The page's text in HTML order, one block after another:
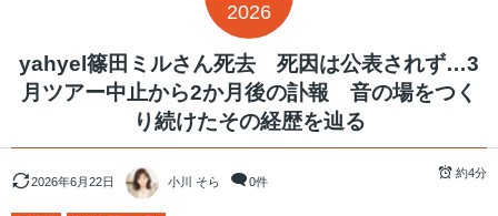
2026
yahyel篠田ミルさん死去 死因は公表されず…3
月ツアー中止から2か月後の訃報 音の場をつく
り続けたその経歴を辿る
2026年6月22日 小川 そら 0件
約4分